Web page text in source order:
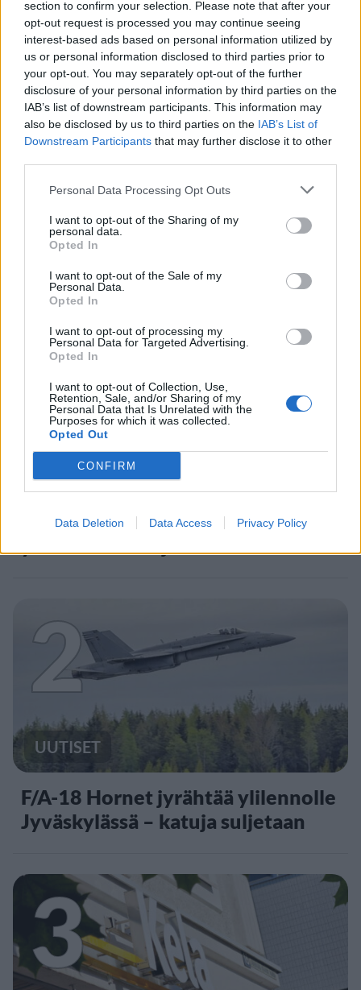
section to confirm your selection. Please note that after your
opt-out request is processed you may continue seeing
interest-based ads based on personal information utilized by
us or personal information disclosed to third parties prior to
your opt-out. You may separately opt-out of the further
disclosure of your personal information by third parties on the
IAB’s list of downstream participants. This information may
also be disclosed by us to third parties on the IAB’s List of
Downstream Participants that may further disclose it to other
Personal Data Processing Opt Outs
I want to opt-out of the Sharing of my
personal data.
Opted In
I want to opt-out of the Sale of my
Personal Data.
Opted In
I want to opt-out of processing my
Personal Data for Targeted Advertising.
Opted In
I want to opt-out of Collection, Use,
Retention, Sale, and/or Sharing of my
Personal Data that Is Unrelated with the
Purposes for which it was collected.
Opted Out
CONFIRM
Data Deletion Data Access Privacy Policy
Staran luetuimmat
1
MATKAILU
Maailman eniten matkustaneet
valitsivat suosikkikohteensa –
2
UUTISET
F/A-18 Hornet jyrähtää ylilennolle
Jyväskylässä – katuja suljetaan
3